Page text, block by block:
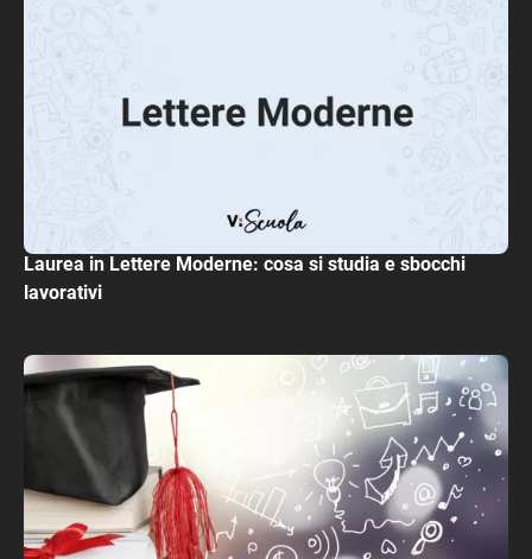
Laurea in Lettere Moderne: cosa si studia e sbocchi
lavorativi